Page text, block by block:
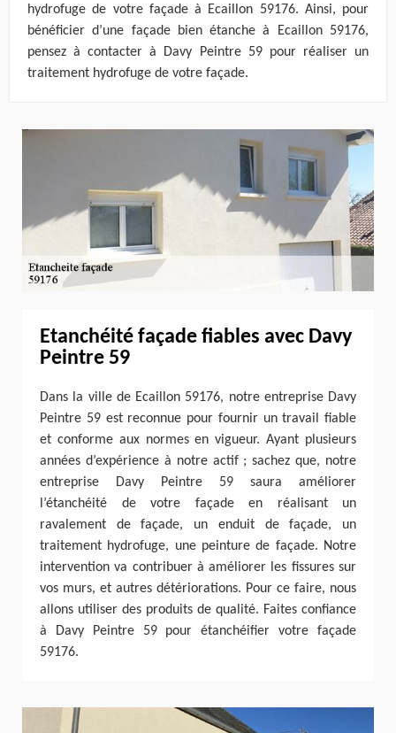
hydrofuge de votre façade à Ecaillon 59176. Ainsi, pour
bénéficier d’une façade bien étanche à Ecaillon 59176,
pensez à contacter à Davy Peintre 59 pour réaliser un
traitement hydrofuge de votre façade.
Etanchéité façade fiables avec Davy
Peintre 59
Dans la ville de Ecaillon 59176, notre entreprise Davy
Peintre 59 est reconnue pour fournir un travail fiable
et conforme aux normes en vigueur. Ayant plusieurs
années d’expérience à notre actif ; sachez que, notre
entreprise Davy Peintre 59 saura améliorer
l’étanchéité de votre façade en réalisant un
ravalement de façade, un enduit de façade, un
traitement hydrofuge, une peinture de façade. Notre
intervention va contribuer à améliorer les fissures sur
vos murs, et autres détériorations. Pour ce faire, nous
allons utiliser des produits de qualité. Faites confiance
à Davy Peintre 59 pour étanchéifier votre façade
59176.